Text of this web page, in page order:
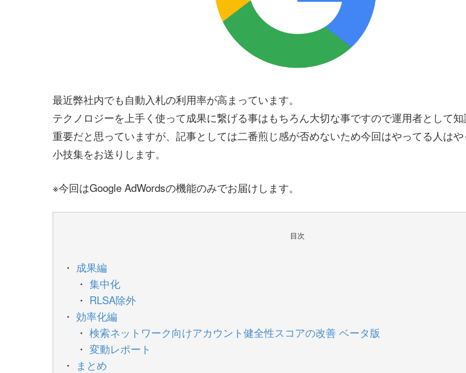
最近弊社内でも自動入札の利用率が高まっています。
テクノロジーを上手く使って成果に繋げる事はもちろん大切な事ですので運用者として
重要だと思っていますが、記事としては二番煎じ感が否めないため今回はやってる人はや
小技集をお送りします。
※今回はGoogle AdWordsの機能のみでお届けします。
目次
成果編
集中化
RLSA除外
効率化編
検索ネットワーク向けアカウント健全性スコアの改善 ベータ版
変動レポート
まとめ